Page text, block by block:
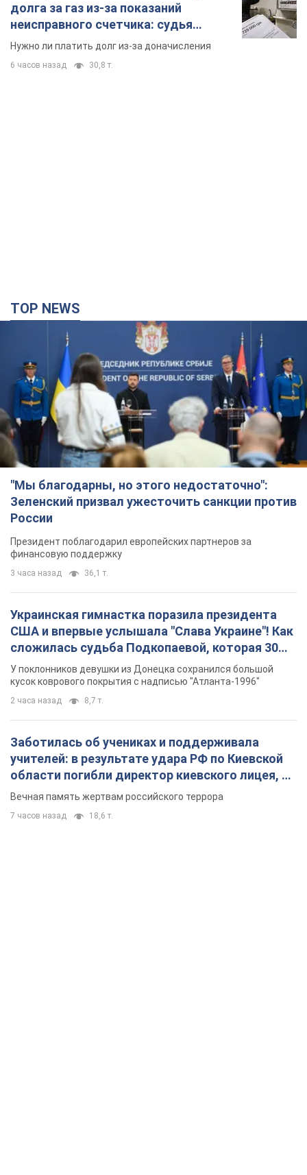
долга за газ из-за показаний
неисправного счетчика: судья
вынес неожиданное решение
Нужно ли платить долг из-за доначисления
6 часов назад 30,8 т.
TOP NEWS
"Мы благодарны, но этого недостаточно":
Зеленский призвал ужесточить санкции против
России
Президент поблагодарил европейских партнеров за
финансовую поддержку
3 часа назад 36,1 т.
Украинская гимнастка поразила президента
США и впервые услышала "Слава Украине"! Как
сложилась судьба Подкопаевой, которая 30
лет назад завоевала "золото" Олимпиады
У поклонников девушки из Донецка сохранился большой
кусок коврового покрытия с надписью "Атланта-1996"
2 часа назад 8,7 т.
Заботилась об учениках и поддерживала
учителей: в результате удара РФ по Киевской
области погибли директор киевского лицея, её
муж и внук
Вечная память жертвам российского террора
7 часов назад 18,6 т.